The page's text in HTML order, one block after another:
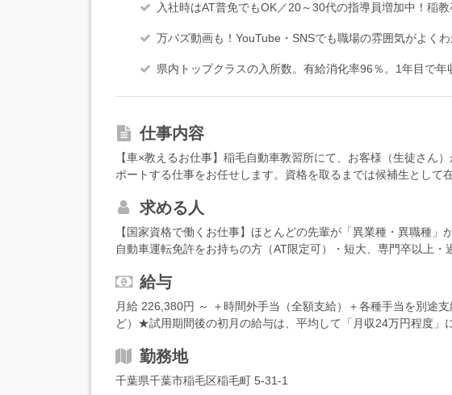
入社時はAT普免でもOK／20～30代の指導員増加中！稲
万バズ動画も！YouTube・SNSでも職場の雰囲気がよく
県内トップクラスの入所数。有給消化率96％。1年目で年
仕事内容
【車×教えるお仕事】稲毛自動車教習所にて、お客様（生徒さん
ポートする仕事をお任せします。資格を取るまでは候補生として
メインにお任せしていきます。＜指導員デビューまで＞・受付業
力・教習車の管理、メンテナンス・シャトルバスでの送迎業務
導員デビュー後＞・教習業務（技能、学科）・シャトルバスでの
テナンス・大学等での説明会 など□■研修制度について
先輩社員がしっかりサポートしていきます！「170時間以上の研修
内・社外の研修にも勤務時間中に参加可能なので、安心してスキ
研修内容は…・座学研修（試験対策も含む）・運転練習や指導の
車を運転）・教習車に同乗し、後部座席での見学 などタイミン
れる20日間前後の指導員育成プログラムに参加する場合も！社外
る場合で早い方だと6ヶ月、ゆっくりの方でも平均8ヶ月程度と、1
とんどです。（試験日は年3回の実施）一緒に合格に向けた対策を
求める人
【国家資格で働くお仕事】ほとんどの先輩が「異業種・異職種」
自動車運転免許をお持ちの方（AT限定可）・短大、専門卒以上・
む）以上をお持ちの方・二輪免許をお持ちの方・英語、中国語な
方・コミュニケーションも楽しめる仕事がしたい方＜優遇＞※年
2023年未経験者5名、2024年未経験者5名、2025年経験者3名、
新卒採用の指導員候補や中途採用の指導員候補など、あわせて5名
た。さらに、2026年も2名の新人指導員が誕生しました！
給与
月給 226,380円 ～ ＋時間外手当（全額支給）＋各種手当を別途
ど）★試用期間後の初月の給与は、平均して「月収24万円程度」
円（指導員7年目／31歳）【月収例】指導員A 2年目 月収
＋時間外手当）指導員B 3年目 月収316,675円（226,380円＋各
勤務地
千葉県千葉市稲毛区稲毛町 5-31-1